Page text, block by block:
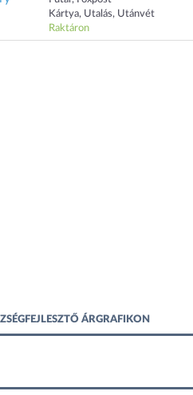
Kártya, Utalás, Utánvét
Raktáron
ÁRGRAFIKON